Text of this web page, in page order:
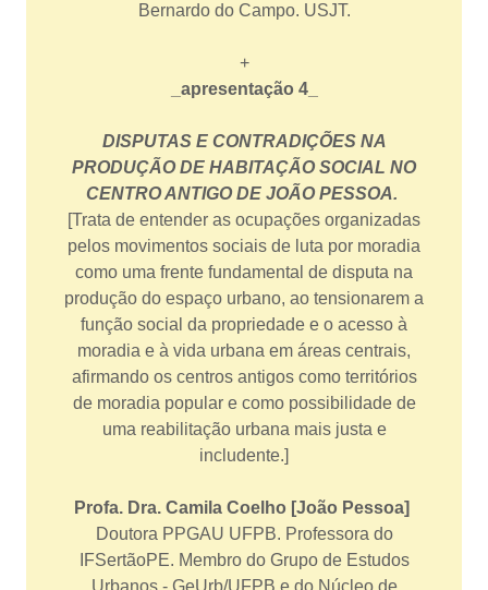
Bernardo do Campo. USJT.
+
_apresentação 4_
DISPUTAS E CONTRADIÇÕES NA
PRODUÇÃO DE HABITAÇÃO SOCIAL NO
CENTRO ANTIGO DE JOÃO PESSOA.
[Trata de entender as ocupações organizadas
pelos movimentos sociais de luta por moradia
como uma frente fundamental de disputa na
produção do espaço urbano, ao tensionarem a
função social da propriedade e o acesso à
moradia e à vida urbana em áreas centrais,
afirmando os centros antigos como territórios
de moradia popular e como possibilidade de
uma reabilitação urbana mais justa e
includente.]
Profa. Dra. Camila Coelho [João Pessoa]
Doutora PPGAU UFPB. Professora do
IFSertãoPE. Membro do Grupo de Estudos
Urbanos - GeUrb/UFPB e do Núcleo de